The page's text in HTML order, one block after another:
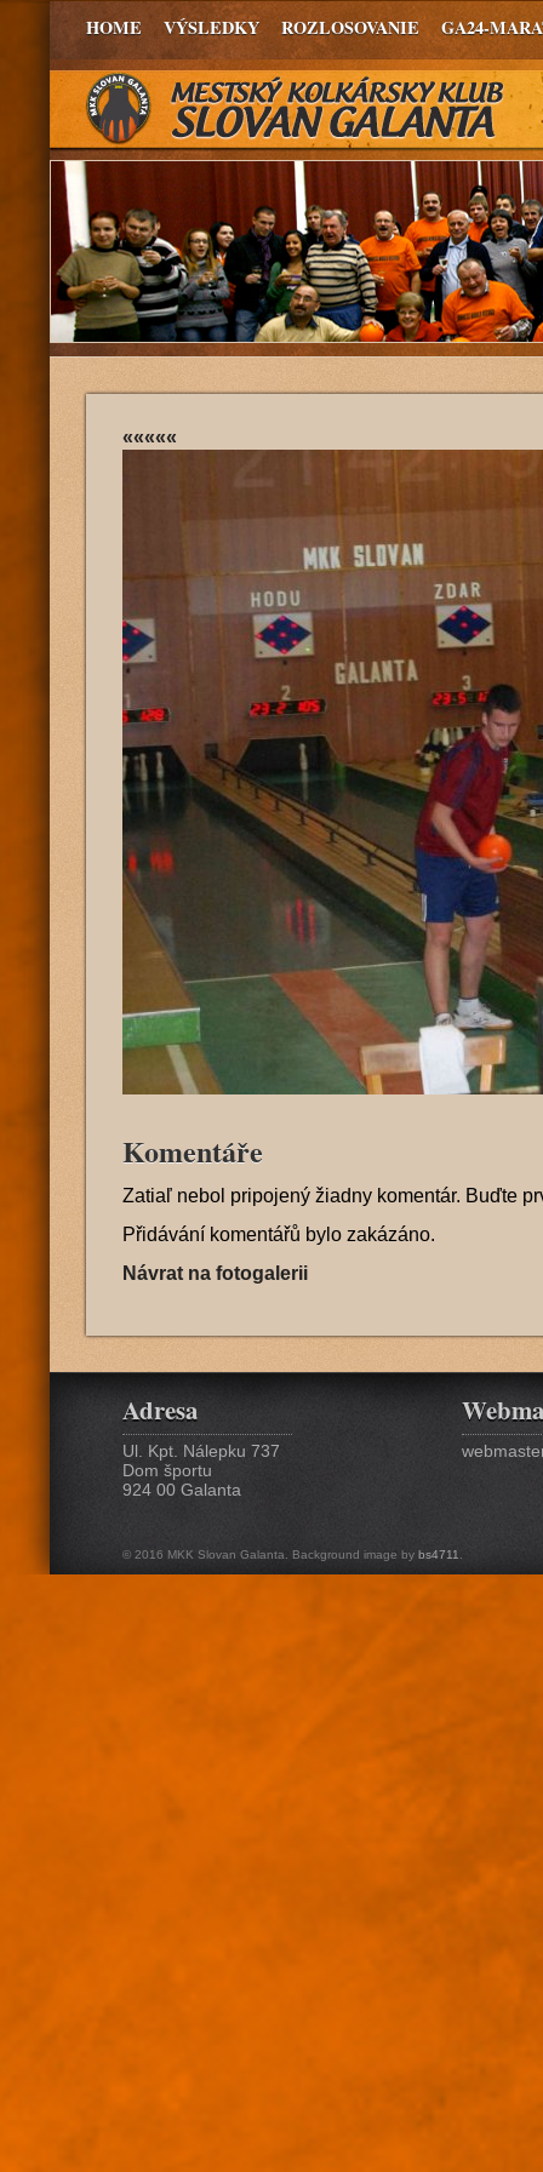
HOME VÝSLEDKY ROZLOSOVANIE GA24-
«««««
Komentáře
Zatiaľ nebol pripojený žiadny komentár. Buďte
Přidávání komentářů bylo zakázáno.
Návrat na fotogalerii
Adresa
Ul. Kpt. Nálepku 737
Dom športu
924 00 Galanta
© 2016 MKK Slovan Galanta. Background image by bs4711